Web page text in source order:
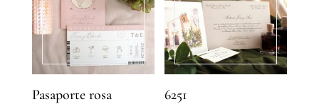
Pasaporte rosa 6251